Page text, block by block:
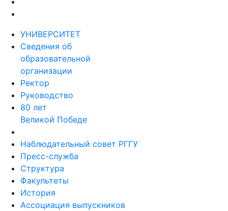
УНИВЕРСИТЕТ
Сведения об
образовательной
организации
Ректор
Руководство
80 лет
Великой Победе
Наблюдательный совет РГГУ
Пресс-служба
Структура
Факультеты
История
Ассоциация выпускников